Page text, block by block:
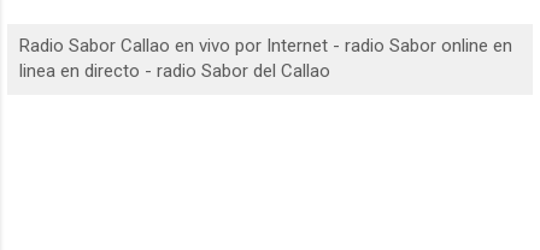
Radio Sabor Callao en vivo por Internet - radio Sabor online en
linea en directo - radio Sabor del Callao